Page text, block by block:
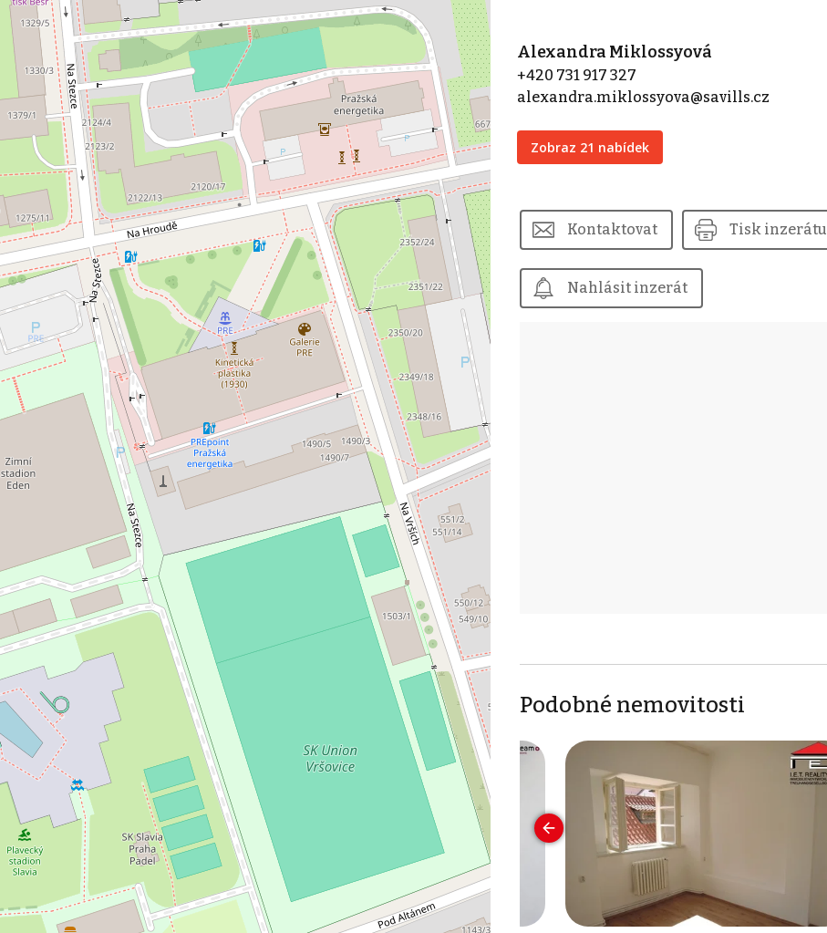
Alexandra Miklossyová
+420 731 917 327
alexandra.miklossyova@savills.cz
Zobraz 21 nabídek
Kontaktovat Tisk inzerátu
Nahlásit inzerát
Podobné nemovitosti